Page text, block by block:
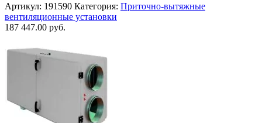
Артикул: 191590 Категория: Приточно-вытяжные
вентиляционные установки
187 447.00 руб.